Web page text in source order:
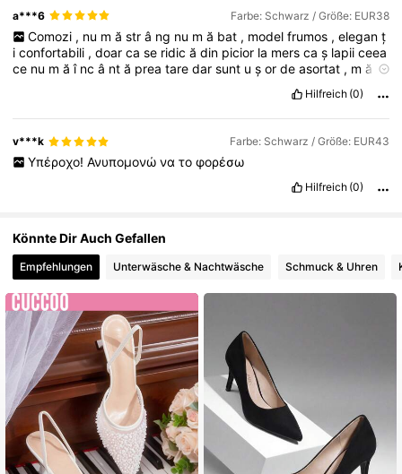
4,85 437K Follower
a***6 Farbe: Schwarz / Größe: EUR38
Comozi , nu m ă str â ng nu m ă bat , model frumos , elegan ț
iconfortabili ,doarcase ridicădin picior la merscaș lapiiceea
ce nu măî ncâ ntă preataredarsunt ușordeasortat , mă
Hilfreich (0)
v***k Farbe: Schwarz / Größe: EUR43
Υπέροχο! Ανυπομονώ να το φορέσω
Hilfreich (0)
Könnte Dir Auch Gefallen
Empfehlungen Unterwäsche & Nachtwäsche Schmuck & Uhren